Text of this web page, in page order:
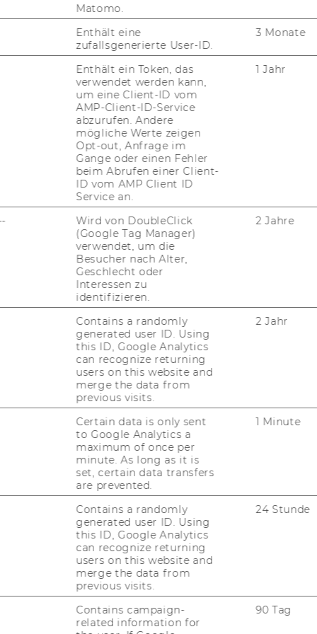
in­ter­dis­zi­pli­nä­re Fä­hig­kei­ten und bie­tet
sind als 6-​semestrige Vollzeit-​Studien
FÜR STUDIERENDE DER WU WIEN
und mo­derns­ten Wirt­schafts­uni­ver­si­tä­ten
von 720 Leh­ren­den und For­schen­den, sowie
den Dis­zi­pli­nen Be­triebs­wirt­schaft,
aus 110 Län­dern zu­sam­men. Sie pro­fi­tie­ren
Part­ner­uni­ver­si­tä­ten.
Lehr­an­ge­bot:
Lehr- und Aus­bil­dungs­an­ge­bot mit einem
Wahl- und Kom­bi­na­ti­ons­mög­lich­kei­ten
Pro­fil in­di­vi­du­ell zu ent­wi­ckeln.
„trip­le ac­credi­ta­ti­on“ durch die
einer von nur 102 Wirt­schafts­uni­ver­si­tä­ten und
dür­fen.
bie­tet op­ti­ma­le Rah­men­be­din­gun­gen, um zu
zahl­rei­che Events, Fort­bil­dun­gen und
ZUM BACHELORSTUDIUM AN DER WU
Matomo.
Enthält eine
zufallsgenerierte User-ID.
3 Monate
Enthält ein Token, das
verwendet werden kann,
um eine Client-ID vom
AMP-Client-ID-Service
abzurufen. Andere
mögliche Werte zeigen
Opt-out, Anfrage im
Gange oder einen Fehler
beim Abrufen einer Client-
ID vom AMP Client ID
Service an.
1 Jahr
Wird von DoubleClick
(Google Tag Manager)
verwendet, um die
Besucher nach Alter,
Geschlecht oder
Interessen zu
identifizieren.
2 Jahre
Contains a randomly
generated user ID. Using
this ID, Google Analytics
can recognize returning
users on this website and
merge the data from
previous visits.
2 Jahr
Certain data is only sent
to Google Analytics a
maximum of once per
minute. As long as it is
set, certain data transfers
are prevented.
1 Minute
Contains a randomly
generated user ID. Using
this ID, Google Analytics
can recognize returning
users on this website and
merge the data from
previous visits.
24 Stunde
Contains campaign-
related information for
90 Tag